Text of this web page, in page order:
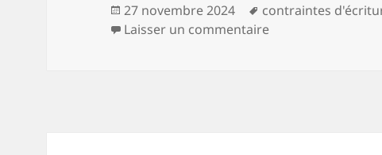
Publié
le
27 novembre 2024
Mots-
clés
contraintes
Laisser un commentairesur l’heure des